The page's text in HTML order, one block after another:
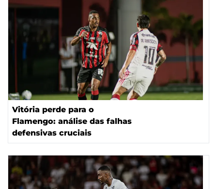
Vitória perde para o
Flamengo: análise das falhas
defensivas cruciais